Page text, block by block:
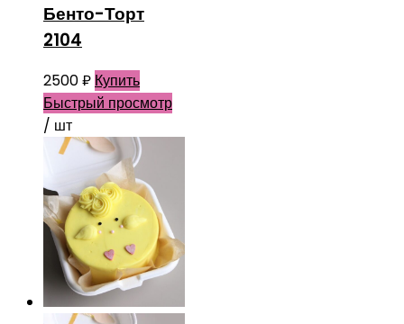
Бенто-Торт
2104
2500₽ Купить
Быстрый просмотр
/ шт